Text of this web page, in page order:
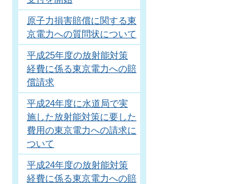
原子力損害賠償に関する東
京電力への質問状について
平成25年度の放射能対策
経費に係る東京電力への賠
償請求
平成24年度に水道局で実
施した放射能対策に要した
費用の東京電力への請求に
ついて
平成24年度の放射能対策
経費に係る東京電力への賠